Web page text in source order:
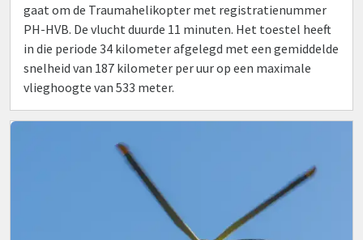
gaat om de Traumahelikopter met registratienummer
PH-HVB. De vlucht duurde 11 minuten. Het toestel heeft
in die periode 34 kilometer afgelegd met een gemiddelde
snelheid van 187 kilometer per uur op een maximale
vlieghoogte van 533 meter.